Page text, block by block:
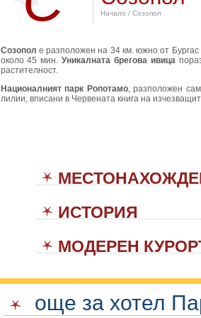
Начало / Созопол
Созопол е разположен на 34 км. южно от Бургас
около 45 мин.Уникалната брегова ивица
растителност.
Националният парк Ропотамо, разположен
лилии, вписани в Червената книга на
ИСТОРИЯ
МОДЕРЕН
още за хотел